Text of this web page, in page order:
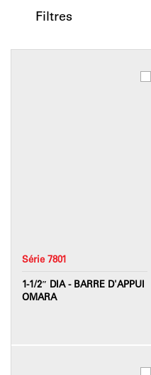
Filtres
Série 7801
1-1/2″ DIA - BARRE D'APPUI
OMARA